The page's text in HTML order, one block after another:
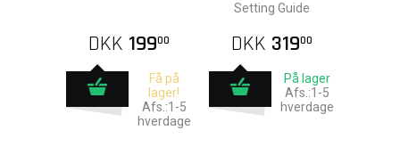
DKK 19900
Få på
lager!
Afs.:1-5
hverdage
Setting Guide
DKK 31900
På lager
Afs.:1-5
hverdage